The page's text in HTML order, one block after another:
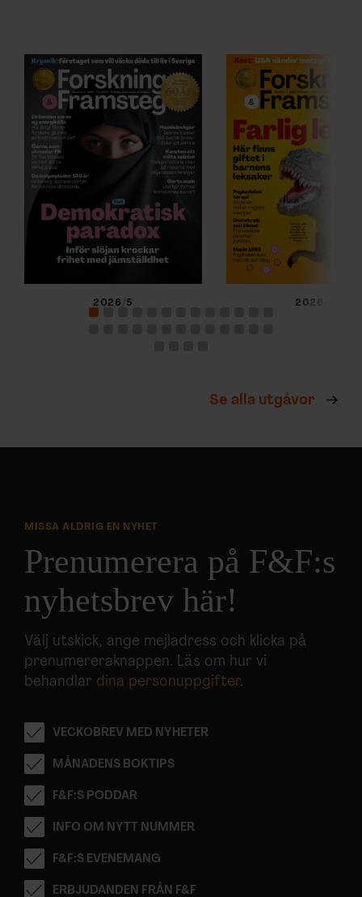
2026/5 2026/4
Se alla utgåvor
MISSA ALDRIG EN NYHET
Prenumerera på F&F:s
nyhetsbrev här!
Välj utskick, ange mejladress och klicka på
prenumereraknappen. Läs om hur vi
behandlar dina personuppgifter.
VECKOBREV MED NYHETER
MÅNADENS BOKTIPS
F&F:S PODDAR
INFO OM NYTT NUMMER
F&F:S EVENEMANG
ERBJUDANDEN FRÅN F&F